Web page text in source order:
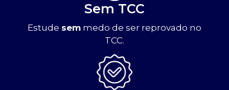
Sem TCC
Estude sem medo de ser reprovado no
TCC.